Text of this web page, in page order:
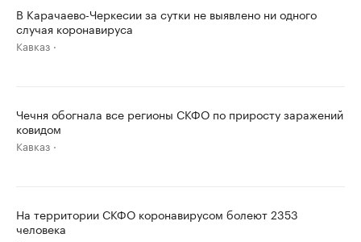
В Карачаево-Черкесии за сутки не выявлено ни одного
случая коронавируса
Кавказ
Чечня обогнала все регионы СКФО по приросту заражений
ковидом
Кавказ
На территории СКФО коронавирусом болеют 2353
человека